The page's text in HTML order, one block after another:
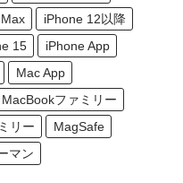
iPhone 12以降
15
iPhone App
Mac App
MacBookファミリー
リー
MagSafe
マン